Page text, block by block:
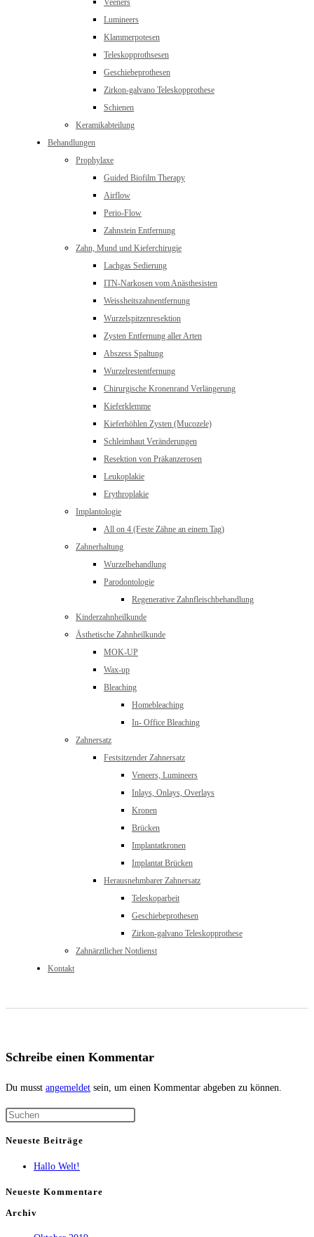
Veeners
Lumineers
Klammerpotesen
Teleskopprothsesen
Geschiebeprothesen
Zirkon-galvano Teleskopprothese
Schienen
Keramikabteilung
Behandlungen
Prophylaxe
Guided Biofilm Therapy
Airflow
Perio-Flow
Zahnstein Entfernung
Zahn, Mund und Kieferchirugie
Lachgas Sedierung
ITN-Narkosen vom Anästhesisten
Weissheitszahnentfernung
Wurzelspitzenresektion
Zysten Entfernung aller Arten
Abszess Spaltung
Wurzelrestentfernung
Chirurgische Kronenrand Verlängerung
Kieferklemme
Kieferhöhlen Zysten (Mucozele)
Schleimhaut Veränderungen
Resektion von Präkanzerosen
Leukoplakie
Erythroplakie
Implantologie
All on 4 (Feste Zähne an einem Tag)
Zahnerhaltung
Wurzelbehandlung
Parodontologie
Regenerative Zahnfleischbehandlung
Kinderzahnheilkunde
Ästhetische Zahnheilkunde
MOK-UP
Wax-up
Bleaching
Homebleaching
In- Office Bleaching
Zahnersatz
Festsitzender Zahnersatz
Veneers, Lumineers
Inlays, Onlays, Overlays
Kronen
Brücken
Implantatkronen
Implantat Brücken
Herausnehmbarer Zahnersatz
Teleskoparbeit
Geschiebeprothesen
Zirkon-galvano Teleskopprothese
Zahnärztlicher Notdienst
Kontakt
Schreibe einen Kommentar
Du musst angemeldet sein, um einen Kommentar abgeben zu können.
Neueste Beiträge
Hallo Welt!
Neueste Kommentare
Archiv